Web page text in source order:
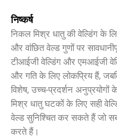
निष्कर्ष
निकल मिश्र धातु की वेल्डिंग के
और वांछित वेल्ड गुणों पर
टीआईजी वेल्डिंग और एमआईजी
और गति के लिए लोकप्रिय हैं,
विशेष, उच्च-प्रदर्शन
मिश्र धातु घटकों के लिए सही
वेल्ड सुनिश्चित कर सकते हैं जो सबसे
करते हैं।